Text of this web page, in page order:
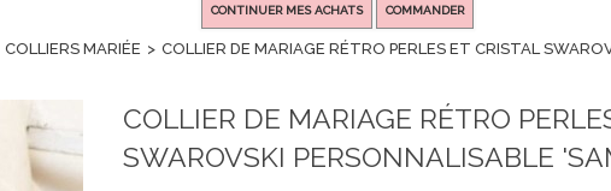
CONTINUER MES ACHATS COMMANDER
COLLIERS MARIÉE > COLLIER DE MARIAGE RÉTRO PERLES ET CRISTAL
COLLIER DE MARIAGE RÉTRO
SWAROVSKI PERSONNALISABLE